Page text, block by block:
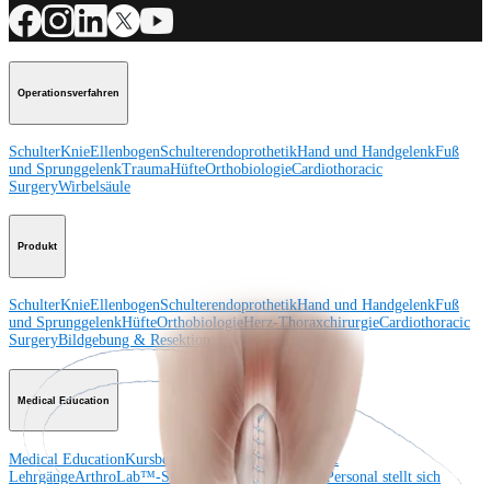
Operationsverfahren
SchulterKnieEllenbogenSchulterendoprothetikHand und HandgelenkFuß
und SprunggelenkTraumaHüfteOrthobiologieCardiothoracic
SurgeryWirbelsäule
Produkt
SchulterKnieEllenbogenSchulterendoprothetikHand und HandgelenkFuß
und SprunggelenkHüfteOrthobiologieHerz-ThoraxchirurgieCardiothoracic
SurgeryBildgebung & Resektion
Medical Education
Medical EducationKursbeschreibungen
Schulungen &
LehrgängeArthroLab™-Standorte
Unser klinisches Personal stellt sich